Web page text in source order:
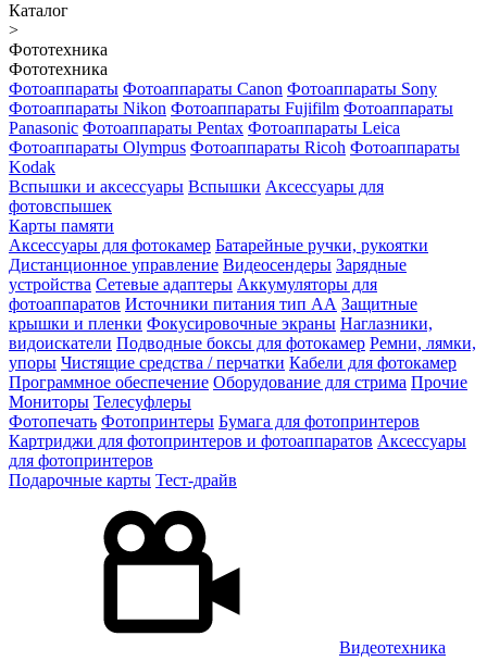
Каталог
>
Фототехника
Фототехника
Фотоаппараты Фотоаппараты Canon Фотоаппараты Sony
Фотоаппараты Nikon Фотоаппараты Fujifilm Фотоаппараты
Panasonic Фотоаппараты Pentax Фотоаппараты Leica
Фотоаппараты Olympus Фотоаппараты Ricoh Фотоаппараты
Kodak
Вспышки и аксессуары Вспышки Аксессуары для
фотовспышек
Карты памяти
Аксессуары для фотокамер Батарейные ручки, рукоятки
Дистанционное управление Видеосендеры Зарядные
устройства Сетевые адаптеры Аккумуляторы для
фотоаппаратов Источники питания тип АА Защитные
крышки и пленки Фокусировочные экраны Наглазники,
видоискатели Подводные боксы для фотокамер Ремни, лямки,
упоры Чистящие средства / перчатки Кабели для фотокамер
Программное обеспечение Оборудование для стрима Прочие
Мониторы Телесуфлеры
Фотопечать Фотопринтеры Бумага для фотопринтеров
Картриджи для фотопринтеров и фотоаппаратов Аксессуары
для фотопринтеров
Подарочные карты Тест-драйв
Видеотехника